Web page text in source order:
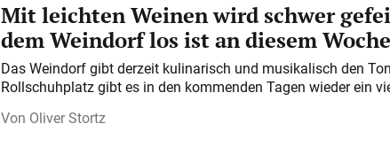
Mit leichten Weinen wird schwer
dem Weindorf los ist an diesem
Das Weindorf gibt derzeit kulinarisch und musikalisch den
Rollschuhplatz gibt es in den kommenden Tagen wieder ein
Oliver Stortz